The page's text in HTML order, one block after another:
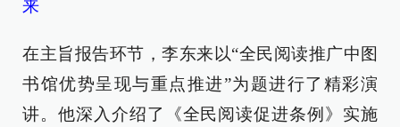
来
在主旨报告环节，李东来以“全民阅读推广中图
书馆优势呈现与重点推进”为题进行了精彩演
讲。他深入介绍了《全民阅读促进条例》实施